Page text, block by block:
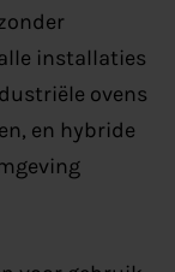
installaties
ovens
en hybride